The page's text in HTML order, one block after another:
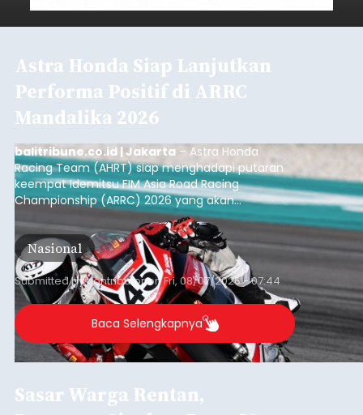
Astra Honda Siap Lanjutkan
Performa Positif di ARRC
Mandalika 2026
balitribune.co.id | Jakarta – Astra Honda
Racing Team (AHRT) siap menghadapi putaran
keempat Idemitsu FIM Asia Road Racing
Championship (ARRC) 2026 yang akan
berlangsung di Pertamina Mandalika
International Circuit, Lombok, Nusa Tenggara
Barat, pada 7–9 Agustus 2026.
Nasional
Submitted bycontributoronFri, 08/07/2026 - 07:44
Baca Selengkapnya
Sasar Warga Rentan,